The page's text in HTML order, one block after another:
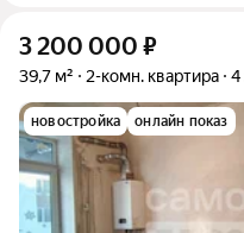
3 200 000 ₽
39,7 м² 2-комн. квартира 4
новостройка онлайн показ